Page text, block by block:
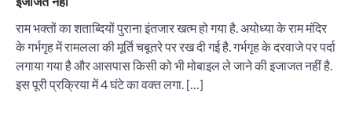
राम भक्तों का शताब्दियों पुराना इंतजार खत्म हो गया है. अयोध्या के राम मंदिर
के गर्भगृह में रामलला की मूर्ति चबूतरे पर रख दी गई है. गर्भगृह के दरवाजे पर पर्दा
लगाया गया है और आसपास किसी को भी मोबाइल ले जाने की इजाजत नहीं है.
इस पूरी प्रक्रिया में 4 घंटे का वक्त लगा. […]